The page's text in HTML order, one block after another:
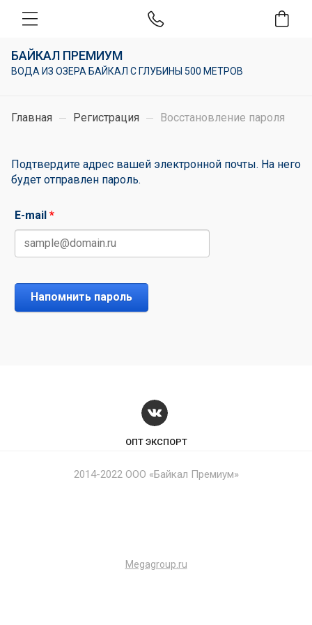
БАЙКАЛ ПРЕМИУМ
ВОДА ИЗ ОЗЕРА БАЙКАЛ С ГЛУБИНЫ 500 МЕТРОВ
Главная Регистрация Восстановление пароля
Подтвердите адрес вашей электронной почты. На него
будет отправлен пароль.
E-mail*
Напомнить пароль
ОПТ ЭКСПОРТ
2014-2022 ООО «Байкал Премиум»
Megagroup.ru